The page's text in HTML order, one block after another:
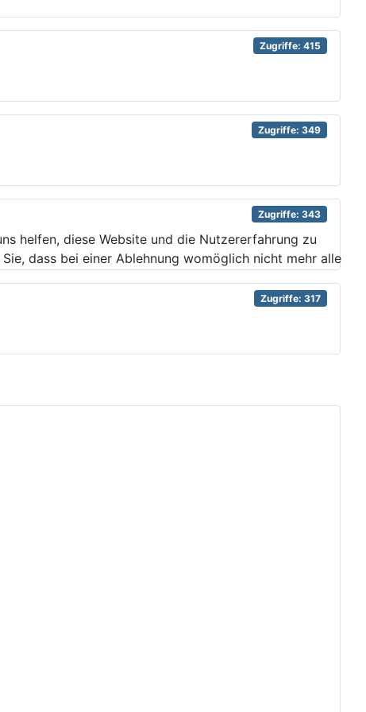
Zugriffe: 415
Zugriffe: 349
Zugriffe: 343
Zugriffe: 317
helfen, diese Website und die Nutzererfahrung zu
dass bei einer Ablehnung womöglich nicht mehr alle